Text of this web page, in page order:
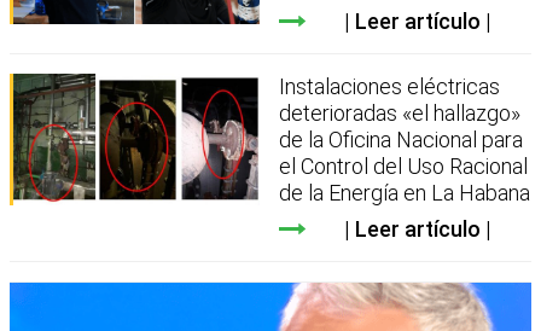
Leer artículo
Instalaciones eléctricas
deterioradas «el hallazgo»
de la Oficina Nacional para
el Control del Uso Racional
de la Energía en La Habana
Leer artículo